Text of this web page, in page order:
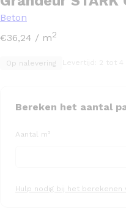
Beton
€36,24 / m2
Op nalevering
Bereken het aantal
Aantal m²
Hulp nodig bij het berekenen